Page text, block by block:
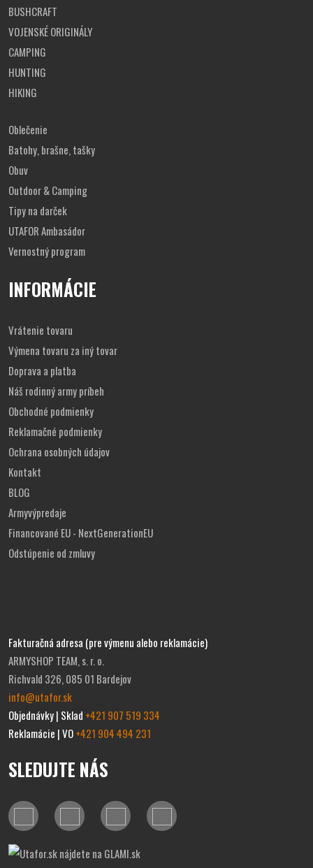
BUSHCRAFT
VOJENSKÉ ORIGINÁLY
CAMPING
HUNTING
HIKING
Oblečenie
Batohy, brašne, tašky
Obuv
Outdoor & Camping
Tipy na darček
UTAFOR Ambasádor
Vernostný program
INFORMÁCIE
Vrátenie tovaru
Výmena tovaru za iný tovar
Doprava a platba
Náš rodinný army príbeh
Obchodné podmienky
Reklamačné podmienky
Ochrana osobných údajov
Kontakt
BLOG
Armyvýpredaje
Financované EU - NextGenerationEU
Odstúpenie od zmluvy
Fakturačná adresa (pre výmenu alebo reklamácie)
ARMYSHOP TEAM, s. r. o.
Richvald 326, 085 01 Bardejov
info@utafor.sk
Objednávky | Sklad +421 907 519 334
Reklamácie | VO+421 904 494 231
SLEDUJTE NÁS